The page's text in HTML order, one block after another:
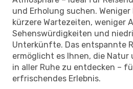
und Erholung suchen.
kürzere Wartezeiten, weniger
Sehenswürdigkeiten und
Unterkünfte. Das entspannte
ermöglicht es Ihnen, die Natur
in aller Ruhe zu entdecken –
erfrischendes Erlebnis.